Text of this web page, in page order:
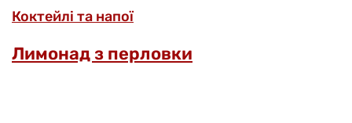
Коктейлі та напої
Лимонад з перловки